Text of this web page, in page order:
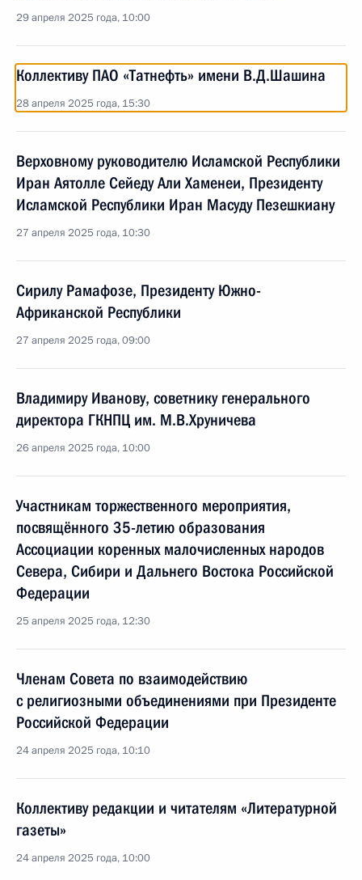
29 апреля 2025 года, 10:00
Коллективу ПАО «Татнефть» имени В.Д.Шашина
28 апреля 2025 года, 15:30
Верховному руководителю Исламской Республики
Иран Аятолле Сейеду Али Хаменеи, Президенту
Исламской Республики Иран Масуду Пезешкиану
27 апреля 2025 года, 10:30
Сирилу Рамафозе, Президенту Южно-
Африканской Республики
27 апреля 2025 года, 09:00
Владимиру Иванову, советнику генерального
директора ГКНПЦ им. М.В.Хруничева
26 апреля 2025 года, 10:00
Участникам торжественного мероприятия,
посвящённого 35-летию образования
Ассоциации коренных малочисленных народов
Севера, Сибири и Дальнего Востока Российской
Федерации
25 апреля 2025 года, 12:30
Членам Совета по взаимодействию
с религиозными объединениями при Президенте
Российской Федерации
24 апреля 2025 года, 10:10
Коллективу редакции и читателям «Литературной
газеты»
24 апреля 2025 года, 10:00